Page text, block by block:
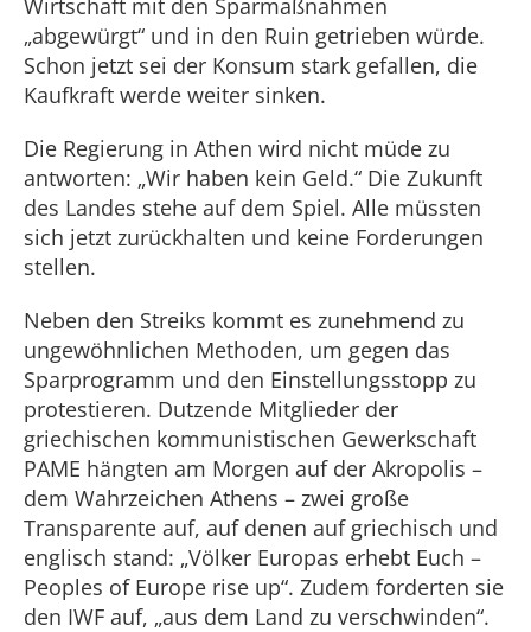
Wirtschaft mit den Sparmaßnahmen
„abgewürgt“ und in den Ruin getrieben würde.
Schon jetzt sei der Konsum stark gefallen, die
Kaufkraft werde weiter sinken.
Die Regierung in Athen wird nicht müde zu
antworten: „Wir haben kein Geld.“ Die Zukunft
des Landes stehe auf dem Spiel. Alle müssten
sich jetzt zurückhalten und keine Forderungen
stellen.
Neben den Streiks kommt es zunehmend zu
ungewöhnlichen Methoden, um gegen das
Sparprogramm und den Einstellungsstopp zu
protestieren. Dutzende Mitglieder der
griechischen kommunistischen Gewerkschaft
PAME hängten am Morgen auf der Akropolis –
dem Wahrzeichen Athens – zwei große
Transparente auf, auf denen auf griechisch und
englisch stand: „Völker Europas erhebt Euch –
Peoples of Europe rise up“. Zudem forderten sie
den IWF auf, „aus dem Land zu verschwinden“.